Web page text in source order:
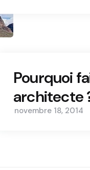
Pourquoi
architecte
novembre 18, 2014